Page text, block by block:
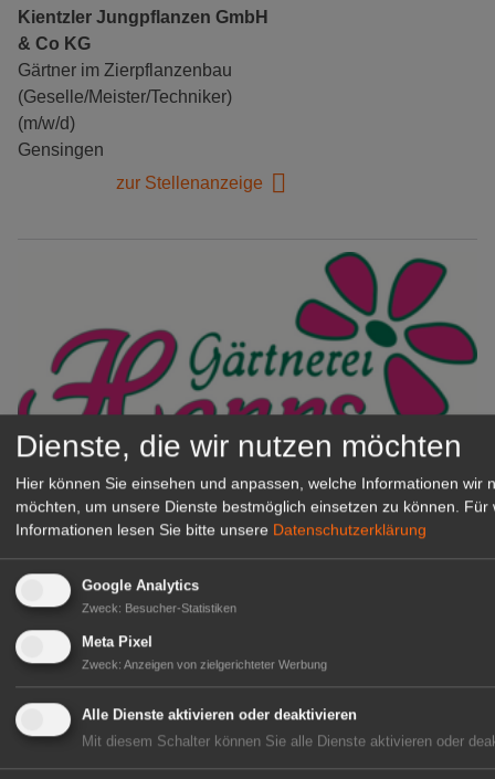
Kientzler Jungpflanzen GmbH
& Co KG
Gärtner im Zierpflanzenbau
(Geselle/Meister/Techniker)
(m/w/d)
Gensingen
zur Stellenanzeige
Gärtnerei Hanns
Mitarbeiter (m/w/d) für unsere
Logistikhalle
zur Stellenanzeige
GABOT Immobilienangebote
1A-Lage, ihre Chance in der
grünen Branche
Dienste, die wir nutzen möchten
Hier können Sie einsehen und anpassen, welche Informationen wir
möchten, um unsere Dienste bestmöglich einsetzen zu können. Für
Informationen lesen Sie bitte unsere Datenschutzerklärung
Google Analytics
Zweck: Besucher-Statistiken
Meta Pixel
Zweck: Anzeigen von zielgerichteter Werbung
Alle Dienste aktivieren oder deaktivieren
Mit diesem Schalter können Sie alle Dienste aktivieren oder